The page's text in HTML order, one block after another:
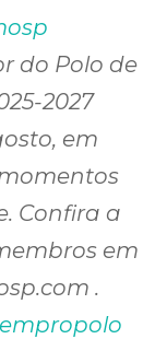
do Polo de
2027
em
Confira a
em
.